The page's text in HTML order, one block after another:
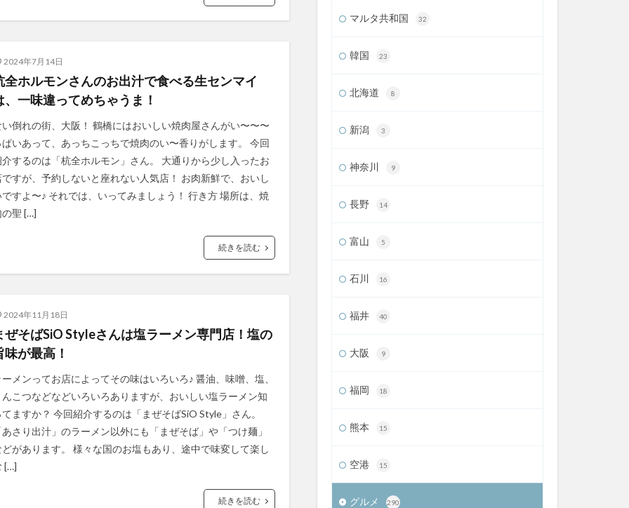
2024年7月14日
全ホルモンさんのお出汁で食べる生センマイ
、一味違ってめちゃうま！
い倒れの街、大阪！ 鶴橋にはおいしい焼肉屋さんがい〜〜〜
ぱいあって、あっちこっちで焼肉のい〜香りがします。 今回
介するのは「杭全ホルモン」さん。 大通りから少し入ったお
ですが、予約しないと座れない人気店！ お肉新鮮で、おいし
ですよ〜♪ それでは、いってみましょう！ 行き方 場所は、焼
の聖 […]
続きを読む
2024年11月18日
ぜそばSiO Styleさんは塩ラーメン専門店！塩の
味が最高！
メンってお店によってその味はいろいろ♪ 醤油、味噌、塩、
んこつなどなどいろいろありますが、おいしい塩ラーメン知
ますか？ 今回紹介するのは「まぜそばSiO Style」さん。
さり出汁」のラーメン以外にも「まぜそば」や「つけ麺」
どがあります。 様々な国のお塩もあり、途中で味変して楽し
[…]
続きを読む
マルタ共和国 32
韓国 23
北海道 8
新潟 3
神奈川 9
長野 14
富山 5
石川 16
福井 40
大阪 9
福岡 18
熊本 15
空港 15
グルメ 290